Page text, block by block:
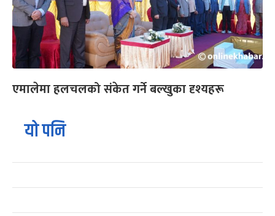
एमालेमा हलचलको संकेत गर्ने बल्खुका दृश्यहरू
यो पनि